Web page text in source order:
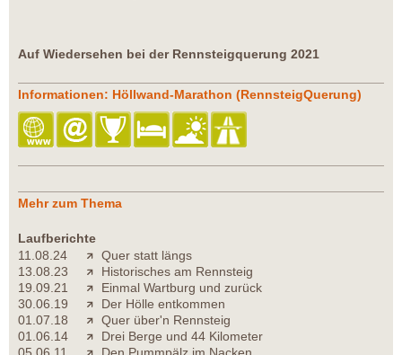
Auf Wiedersehen bei der Rennsteigquerung 2021
Informationen: Höllwand-Marathon (RennsteigQuerung)
Mehr zum Thema
Laufberichte
11.08.24
Quer statt längs
13.08.23
Historisches am Rennsteig
19.09.21
Einmal Wartburg und zurück
30.06.19
Der Hölle entkommen
01.07.18
Quer über'n Rennsteig
01.06.14
Drei Berge und 44 Kilometer
05.06.11
Den Pummpälz im Nacken